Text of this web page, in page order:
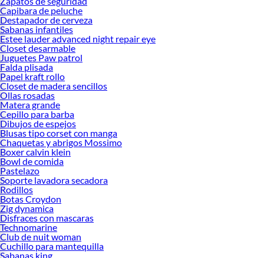
Capibara de peluche
Destapador de cerveza
Sabanas infantiles
Estee lauder advanced night repair eye
Closet desarmable
Juguetes Paw patrol
Falda plisada
Papel kraft rollo
Closet de madera sencillos
Ollas rosadas
Matera grande
Cepillo para barba
Dibujos de espejos
Blusas tipo corset con manga
Chaquetas y abrigos Mossimo
Boxer calvin klein
Bowl de comida
Pastelazo
Soporte lavadora secadora
Rodillos
Botas Croydon
Zig dynamica
Disfraces con mascaras
Technomarine
Club de nuit woman
Cuchillo para mantequilla
Sabanas king